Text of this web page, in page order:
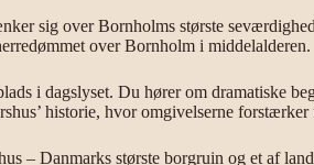
sig over Bornholms største
over Bornholm i middelalderen.
i dagslyset. Du hører om dramatiske
historie, hvor omgivelserne
– Danmarks største borgruin og et af